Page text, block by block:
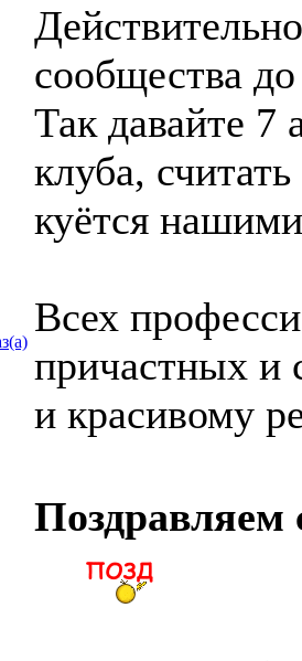
сообщества
Так давайте 7
клуба, считать
куётся
Всех
причастных и
и красивому
Поздравляем